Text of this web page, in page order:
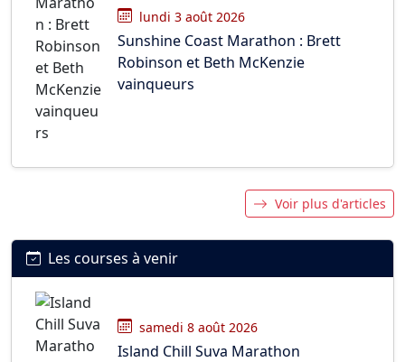
lundi 3 août 2026
Sunshine Coast Marathon : Brett
Robinson et Beth McKenzie
vainqueurs
Voir plus d'articles
Les courses à venir
samedi 8 août 2026
Island Chill Suva Marathon